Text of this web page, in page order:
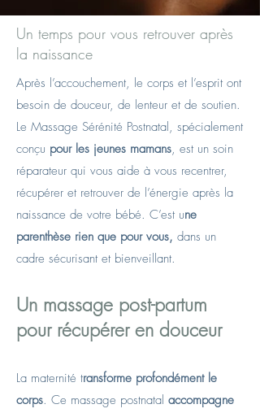
Un temps pour vous retrouver après
la naissance
Après l’accouchement, le corps et l’esprit ont
besoin de douceur, de lenteur et de soutien.
Le Massage Sérénité Postnatal, spécialement
conçu pour les jeunes mamans, est un soin
réparateur qui vous aide à vous recentrer,
récupérer et retrouver de l’énergie après la
naissance de votre bébé. C’est une
parenthèse rien que pour vous, dans un
cadre sécurisant et bienveillant.
Un massage post-partum
pour récupérer en douceur​
La maternité transforme profondément le
corps. Ce massage postnatal accompagne